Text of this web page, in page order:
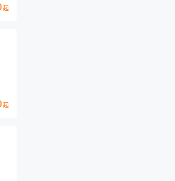
起
起